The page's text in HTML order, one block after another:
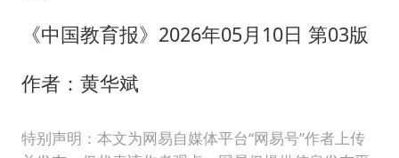
《中国教育报》2026年05月10日 第03版
作者：黄华斌
特别声明：本文为网易自媒体平台“网易号”作者上传